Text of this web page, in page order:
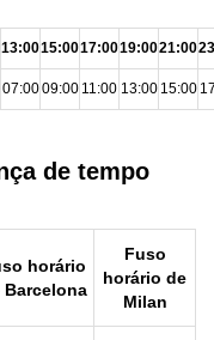
13:0015:0017:0019:0021:00
07:0009:00 11:00 13:00 15:00
de tempo
horário
Barcelona
Fuso
horário de
Milan